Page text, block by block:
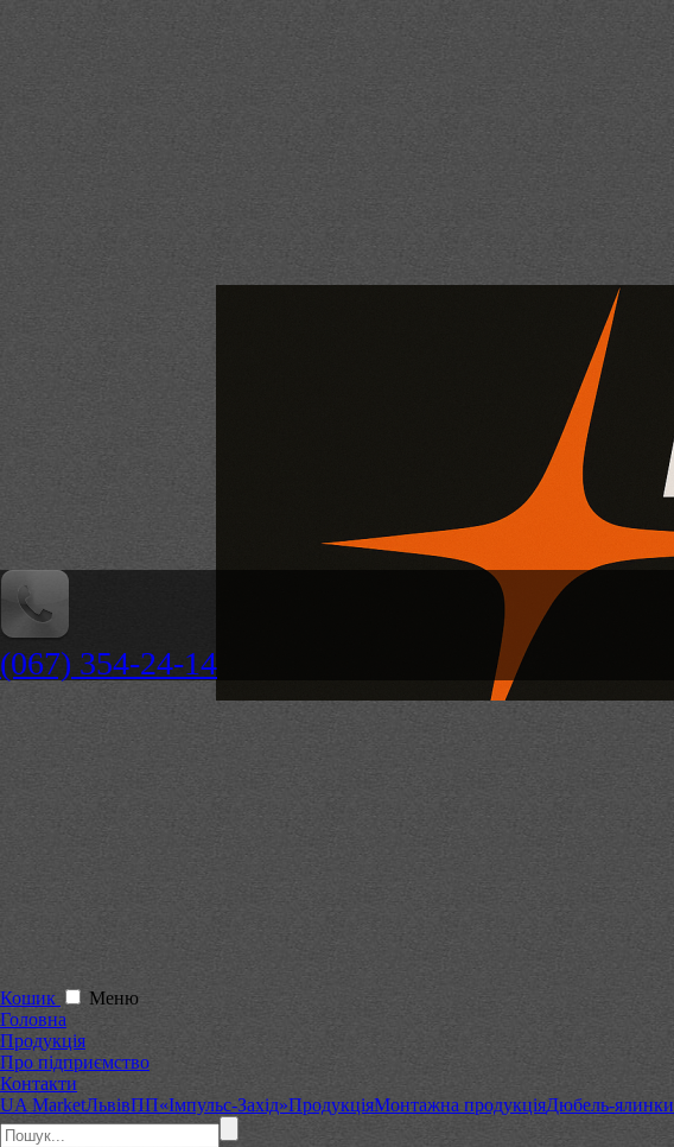
(067) 354-24-14
Кошик
Меню
Головна
Продукція
Про підприємство
Контакти
UA MarketЛьвівПП«Імпульс-Захід»ПродукціяМонтажна продукціяДюбель-ялинки